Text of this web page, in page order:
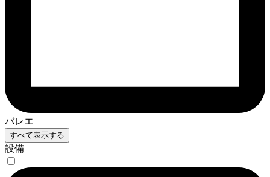
バレエ
すべて表示する
設備